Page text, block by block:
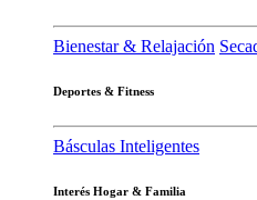
Bienestar & Relajación
Deportes & Fitness
Básculas Inteligentes
Interés Hogar & Familia